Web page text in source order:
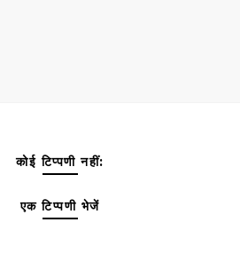
कोई टिप्पणी नहीं:
एक टिप्पणी भेजें